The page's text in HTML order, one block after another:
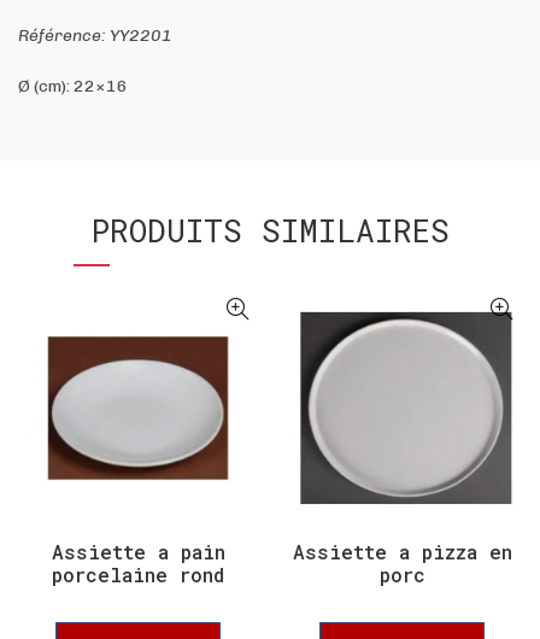
Référence: YY2201
Ø (cm): 22×16
PRODUITS SIMILAIRES
Assiette a pain
porcelaine rond
Assiette a pizza en
porc